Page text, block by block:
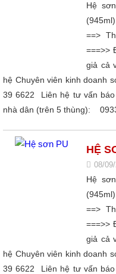
Hệ
==>
===>>
giả cả
hệ Chuyên viên kinh doanh
39 6622 Liên hệ tư vấn
nhà dân (trên 5 thùng):
HỆ
08/
Hệ
==>
===>>
giả cả
hệ Chuyên viên kinh doanh
39 6622 Liên hệ tư vấn